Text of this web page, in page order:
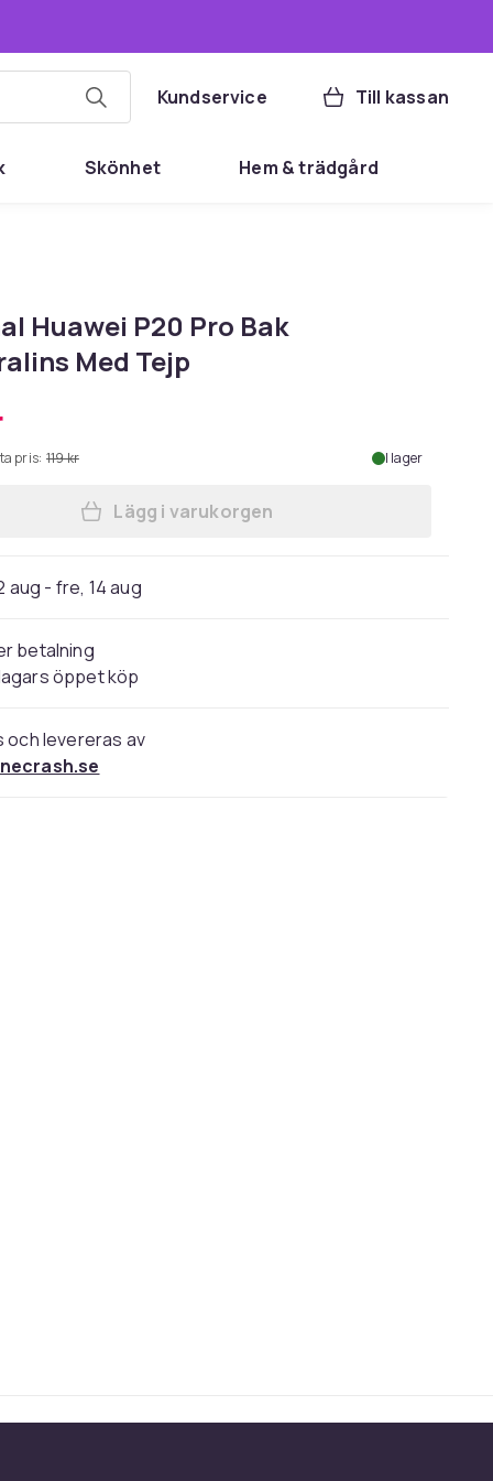
Kundservice Till kassan
Skönhet Hem & trädgård
Huawei P20 Pro Bak
Med Tejp
pris: 119 kr I lager
Lägg till Original Huawei P20 Pro
Lägg i varukorgen
aug - fre, 14 aug
betalning
öppet köp
och levereras av